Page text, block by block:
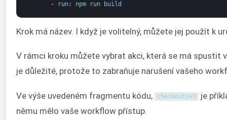
-
run: npm run build
Krok má název. I když je volitelný, můžete jej použít k
V rámci kroku můžete vybrat akci, která se má spustit
je důležité, protože to zabraňuje narušení vašeho
Ve výše uvedeném fragmentu kódu, checkout@v3 je
němu mělo vaše workflow přístup.